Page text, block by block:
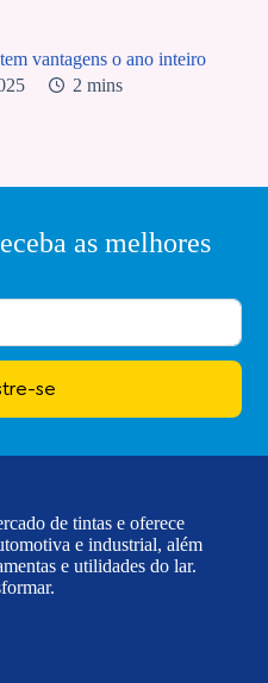
vantagens o ano inteiro
2 mins
as melhores
se
de tintas e oferece
e industrial, além
e utilidades do lar.